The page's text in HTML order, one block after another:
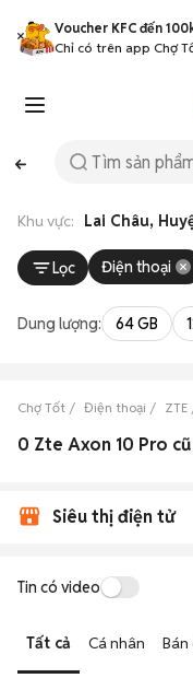
Voucher KFC đến
Chỉ có trên app Chợ
Khu vực: Lai Châu,
Lọc Điện thoại
Dung lượng: 64 GB
Chợ Tốt Điện thoại ZTE
Siêu thị điện tử
Tin có video
Tất cả Cá nhân Bán